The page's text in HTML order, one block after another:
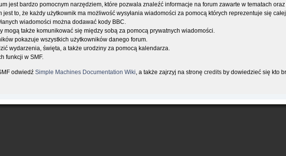
jest bardzo pomocnym narzędziem, które pozwala znaleźć informacje na forum zawarte w tematach
jest to, że każdy użytkownik ma możliwość wysyłania wiadomości za pomocą których reprezentuje się
wiadomości można dodawać kody BBC.
mogą także komunikować się między sobą za pomocą prywatnych wiadomości.
pokazuje wszystkich użytkowników danego forum.
wydarzenia, święta, a także urodziny za pomocą kalendarza.
funkcji w SMF.
odwiedźSimple Machines Documentation Wiki , a także zajrzyj na stronęcredits by dowiedzieć się kto